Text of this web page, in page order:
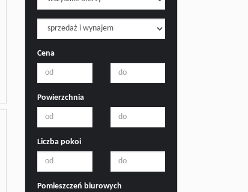
Cena
Powierzchnia
Liczba pokoi
Pomieszczeń biurowych